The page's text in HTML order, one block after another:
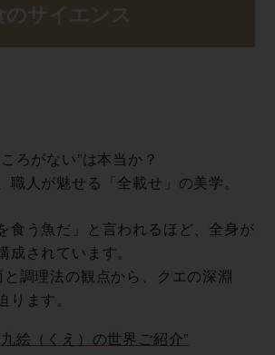
サ イ エ ン ス
ろがない”は本当か？
職人が魅せる「全載せ」の美学。
食う魚だ」と言われるほど、全身が
されています。
調理法の観点から、クエの深淵
ります。
絵（くえ）の世界 ご 紹 介 ”